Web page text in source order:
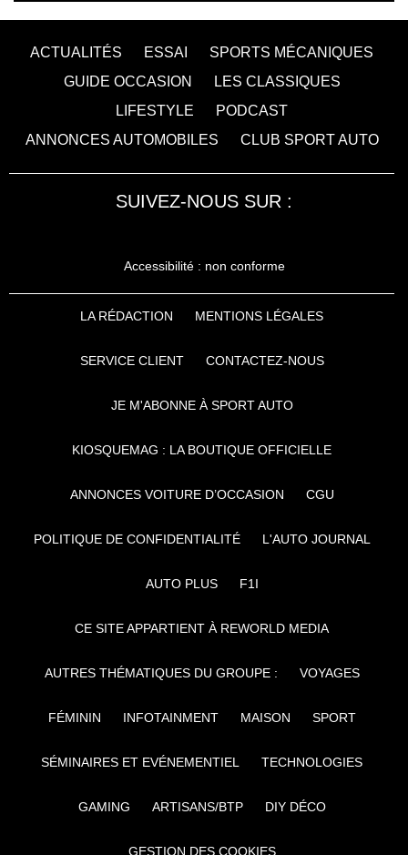
ACTUALITÉS ESSAI
SPORTS MÉCANIQUES
GUIDE OCCASION
LES CLASSIQUES
LIFESTYLE
PODCAST
ANNONCES AUTOMOBILES
CLUB SPORT AUTO
SUIVEZ-NOUS SUR :
Accessibilité : non conforme
LA RÉDACTION MENTIONS LÉGALES
SERVICE CLIENT CONTACTEZ-NOUS
JE M'ABONNE À SPORT AUTO
KIOSQUEMAG : LA BOUTIQUE OFFICIELLE
ANNONCES VOITURE D’OCCASION CGU
POLITIQUE DE CONFIDENTIALITÉ L'AUTO JOURNAL
AUTO PLUS F1I
CE SITE APPARTIENT À REWORLD MEDIA
AUTRES THÉMATIQUES DU GROUPE : VOYAGES
FÉMININ INFOTAINMENT MAISON SPORT
SÉMINAIRES ET EVÉNEMENTIEL TECHNOLOGIES
GAMING ARTISANS/BTP DIY DÉCO
GESTION DES COOKIES